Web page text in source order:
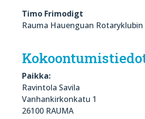
Timo Frimodigt
Rauma Hauenguan
Paikka:
Ravintola Savila
Vanhankirkonkatu 1
26100 RAUMA